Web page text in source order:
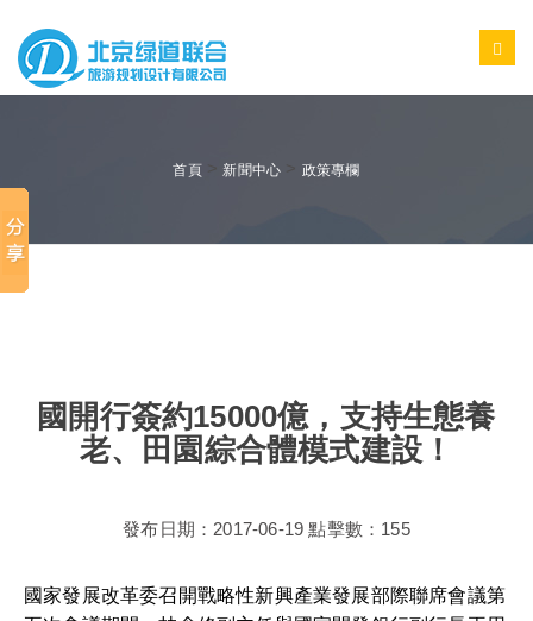
首頁> 新聞中心 政策專欄
國開行簽約15000億，支持生態養
老、田園綜合體模式建設！
發布日期：2017-06-19 點擊數：155
國家發展改革委召開戰略性新興產業發展部際聯席會議第